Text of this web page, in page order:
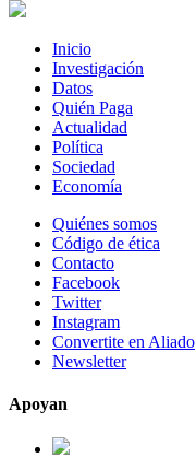
Inicio
Investigación
Datos
Quién Paga
Actualidad
Política
Sociedad
Economía
Quiénes somos
Código de ética
Contacto
Facebook
Twitter
Instagram
Convertite en Aliado
Newsletter
Apoyan